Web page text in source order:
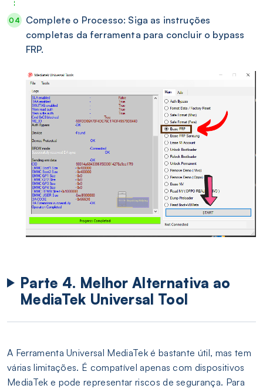
Complete o Processo: Siga as instruções
completas da ferramenta para concluir o bypass
FRP.
Parte 4. Melhor Alternativa ao
MediaTek Universal Tool
A Ferramenta Universal MediaTek é bastante útil, mas tem
várias limitações. É compatível apenas com dispositivos
MediaTek e pode representar riscos de segurança. Para